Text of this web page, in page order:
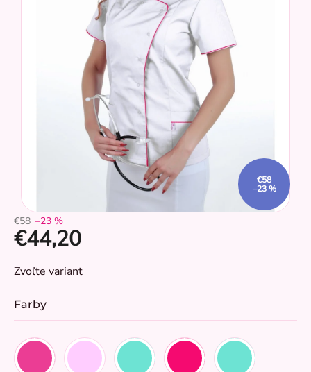
€58
–23 %
€58 –23 %
€44,20
Jednotková
Zvoľte variant
Farby